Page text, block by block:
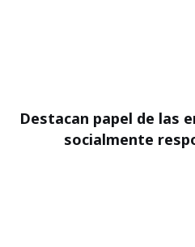
Destacan papel de las
socialmente